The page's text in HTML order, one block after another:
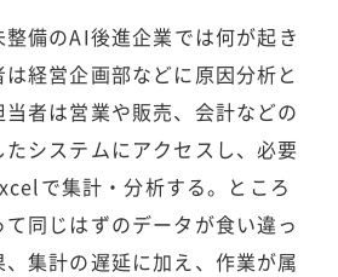
備のAI後進企業では何が起き
経営企画部などに原因分析と
者は営業や販売、会計などの
システムにアクセスし、必要
で集計・分析する。ところ
同じはずのデータが食い違っ
集計の遅延に加え、作業が属